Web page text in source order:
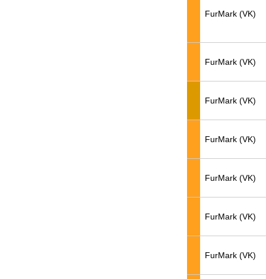
FurMark (VK)
FurMark (VK)
FurMark (VK)
FurMark (VK)
FurMark (VK)
FurMark (VK)
FurMark (VK)